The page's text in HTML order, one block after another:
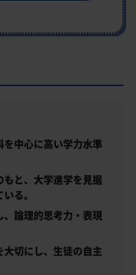
中心に高い学力水準
と、大学進学を見据
る。
論理的思考力・表現
切にし、生徒の自主